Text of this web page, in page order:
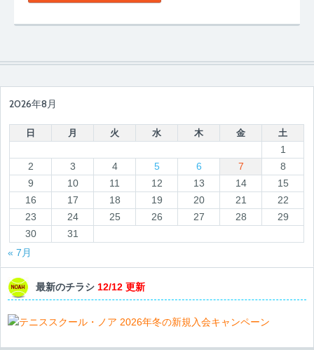
2026年8月
日 月 火 水 木 金 土
1
2
3 4 5 6 7
8
9
10 11 12 13 14
15
16
17 18 19 20 21
22
23
24 25 26 27 28
29
30
31
« 7月
最新のチラシ 12/12 更新